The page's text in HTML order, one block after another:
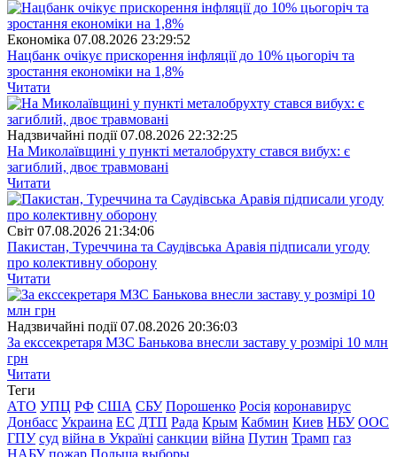
Економіка 07.08.2026 23:29:52
Нацбанк очікує прискорення інфляції до 10% цьогоріч та
зростання економіки на 1,8%
Читати
Надзвичайні події 07.08.2026 22:32:25
На Миколаївщині у пункті металобрухту стався вибух: є
загиблий, двоє травмовані
Читати
Свiт 07.08.2026 21:34:06
Пакистан, Туреччина та Саудівська Аравія підписали угоду
про колективну оборону
Читати
Надзвичайні події 07.08.2026 20:36:03
За екссекретаря МЗС Банькова внесли заставу у розмірі 10 млн
грн
Читати
Теги
АТО УПЦ РФ США СБУ Порошенко Росія коронавирус
Донбасс Украина ЕС ДТП Рада Крым Кабмин Киев НБУ ООС
ГПУ суд війна в Україні санкции війна Путин Трамп газ
НАБУ пожар Польша выборы